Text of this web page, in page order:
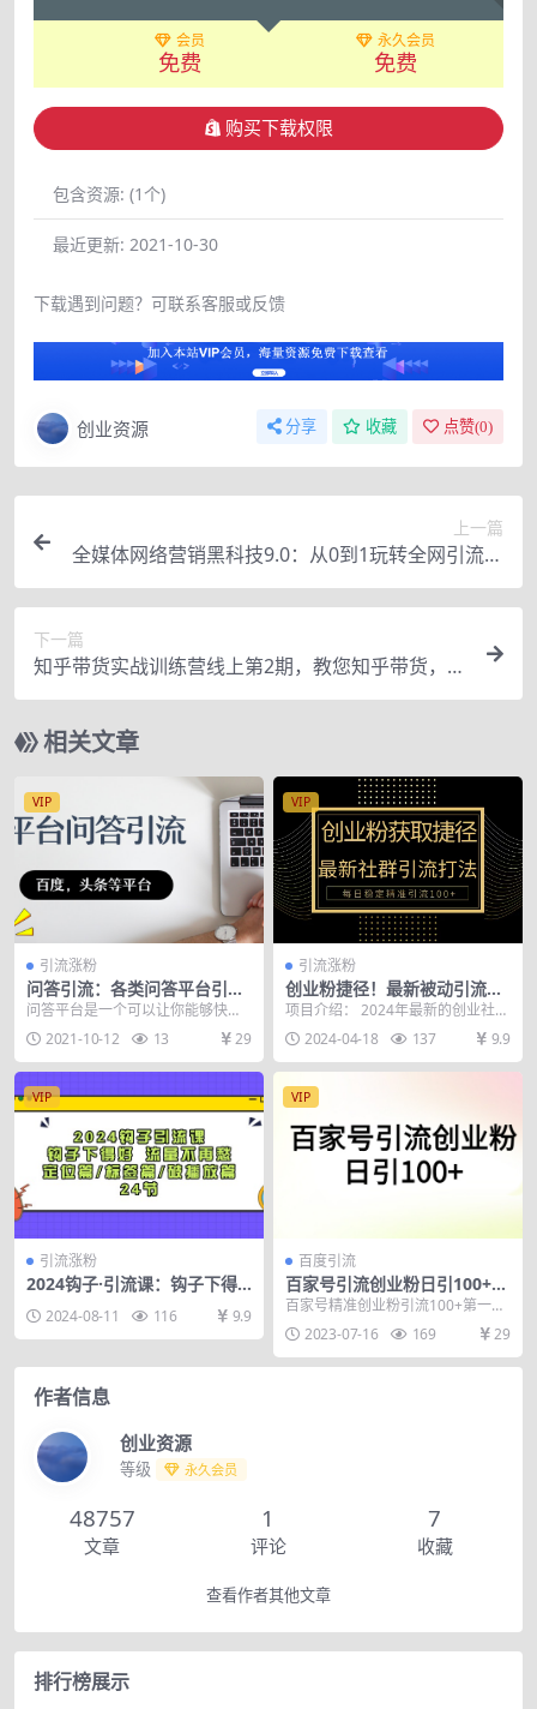
会员
免费
永久会员
免费
购买下载权限
包含资源: (1个)
最近更新: 2021-10-30
下载遇到问题？可联系客服或反馈
创业资源 分享 收藏 点赞(0)
上一篇
全媒体网络营销黑科技9.0：从0到1玩转全网引流、
成交、裂变、营销工具宝典
下一篇
知乎带货实战训练营线上第2期，教您知乎带货，月
收益几千到几万
相关文章
VIP
引流涨粉
问答引流：各类问答平台引流
技术
问答平台是一个可以让你能够快速
找到精准客户的其中一个渠道，一
些有需求的用户会主动...
2021-10-12 13 29
VIP
引流涨粉
创业粉捷径！最新被动引流方
法大揭秘，实现每日100+精准
引流
项目介绍： 2024年最新的创业社群
被动引流方法，能够吸引高质量、
精准的创业者粉...
2024-04-18 137 9.9
VIP
引流涨粉
2024钩子·引流课：钩子下得
篇/破播放篇/24节
2024-08-11 116 9.9
VIP
百度引流
百家号引流创业粉日引100+有
手机电脑就可以操作！
百家号精准创业粉引流100+第一部.
mp4 百家号精准创业粉引流100+第
二部....2023-07-16 169 29
作者信息
创业资源
等级 永久会员
48757
文章
1
评论
7
收藏
查看作者其他文章
排行榜展示